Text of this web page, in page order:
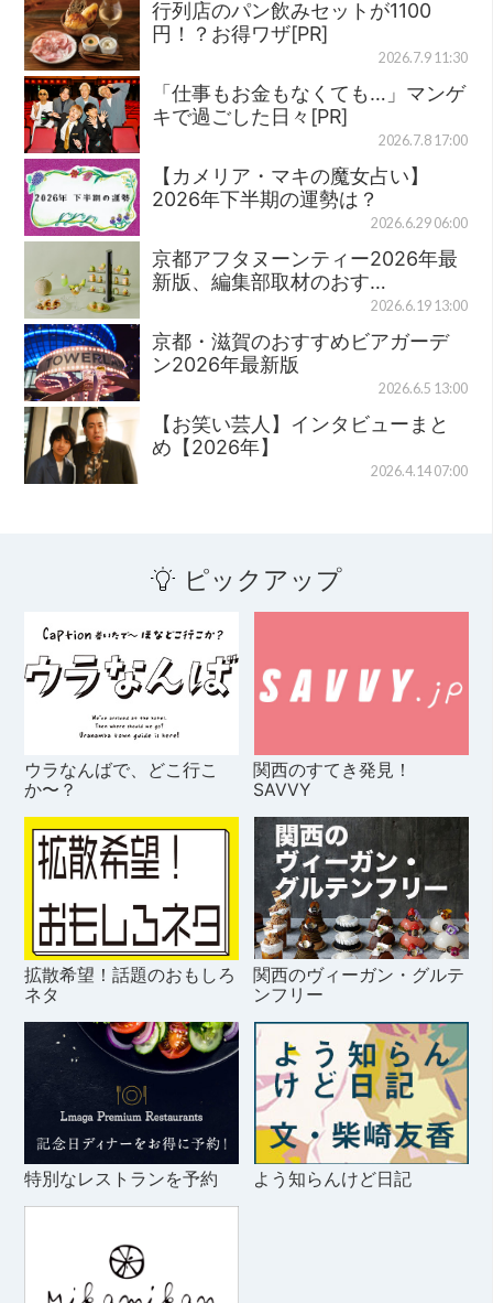
行列店のパン飲みセットが1100
円！？お得ワザ[PR]
2026.7.9 11:30
「仕事もお金もなくても…」マンゲ
キで過ごした日々[PR]
2026.7.8 17:00
【カメリア・マキの魔女占い】
2026年下半期の運勢は？
2026.6.29 06:00
京都アフタヌーンティー2026年最
新版、編集部取材のおす…
2026.6.19 13:00
京都・滋賀のおすすめビアガーデ
ン2026年最新版
2026.6.5 13:00
【お笑い芸人】インタビューまと
め【2026年】
2026.4.14 07:00
ピックアップ
ウラなんばで、どこ行こ
か〜？
関西のすてき発見！
SAVVY
拡散希望！話題のおもしろ
ネタ
関西のヴィーガン・グルテ
ンフリー
特別なレストランを予約 よう知らんけど日記